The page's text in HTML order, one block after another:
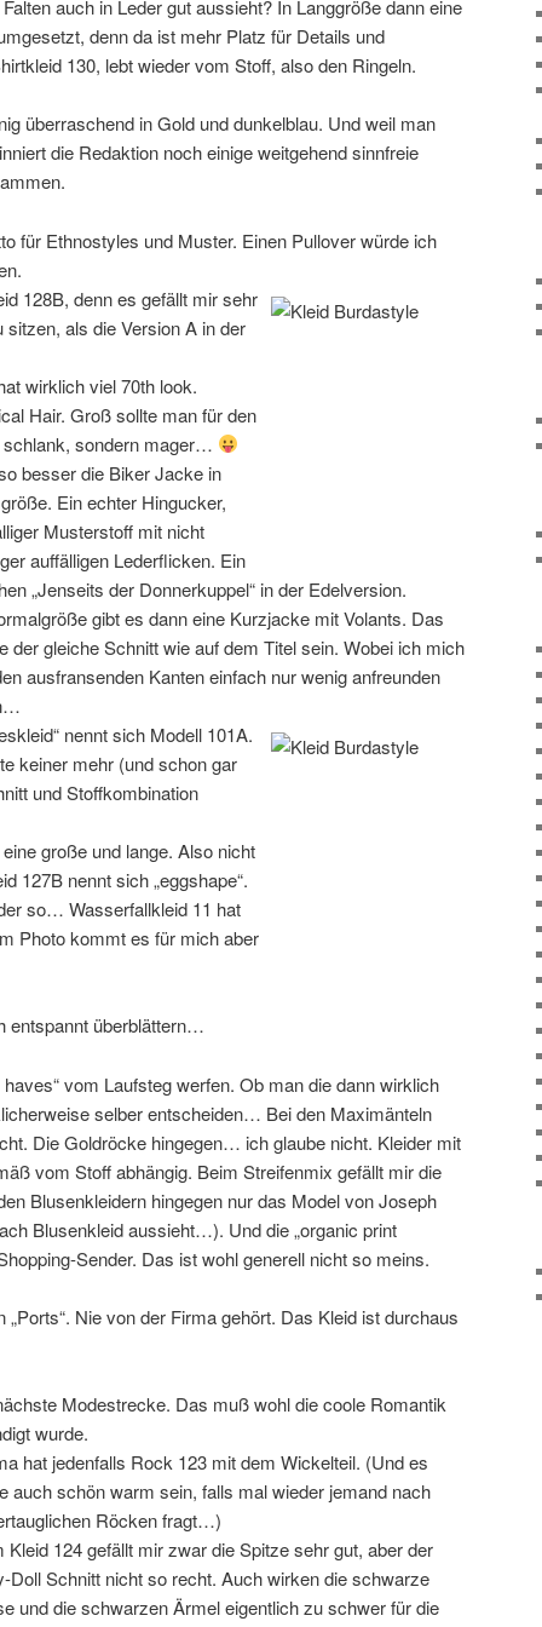
auch in Leder gut aussieht? In Langgröße dann eine
denn da ist mehr Platz für Details und
130, lebt wieder vom Stoff, also den Ringeln.
überraschend in Gold und dunkelblau. Und weil man
die Redaktion noch einige weitgehend sinnfreie
für Ethnostyles und Muster. Einen Pullover würde ich
128B, denn es gefällt mir sehr
als die Version A in der
wirklich viel 70th look.
Hair. Groß sollte man für den
sondern mager…
besser die Biker Jacke in
Ein echter Hingucker,
Musterstoff mit nicht
auffälligen Lederflicken. Ein
„Jenseits der Donnerkuppel“ in der Edelversion.
gibt es dann eine Kurzjacke mit Volants. Das
der gleiche Schnitt wie auf dem Titel sein. Wobei ich mich
ausfransenden Kanten einfach nur wenig anfreunden
nennt sich Modell 101A.
keiner mehr (und schon gar
und Stoffkombination
große und lange. Also nicht
127B nennt sich „eggshape“.
so… Wasserfallkleid 11 hat
Photo kommt es für mich aber
entspannt überblättern…
vom Laufsteg werfen. Ob man die dann wirklich
selber entscheiden… Bei den Maximänteln
Die Goldröcke hingegen… ich glaube nicht. Kleider mit
vom Stoff abhängig. Beim Streifenmix gefällt mir die
Blusenkleidern hingegen nur das Model von Joseph
Blusenkleid aussieht…). Und die „organic print
Sender. Das ist wohl generell nicht so meins.
Nie von der Firma gehört. Das Kleid ist durchaus
Modestrecke. Das muß wohl die coole Romantik
wurde.
hat jedenfalls Rock 123 mit dem Wickelteil. (Und es
auch schön warm sein, falls mal wieder jemand nach
Röcken fragt…)
Kleid 124 gefällt mir zwar die Spitze sehr gut, aber der
Doll Schnitt nicht so recht. Auch wirken die schwarze
und die schwarzen Ärmel eigentlich zu schwer für die